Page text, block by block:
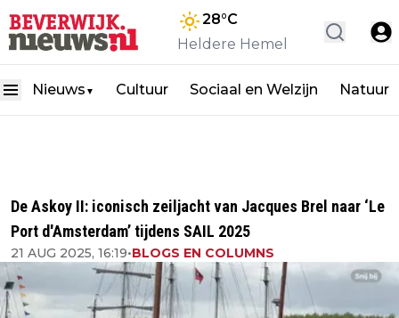
28°C
Heldere Hemel
Nieuws ▼ Cultuur Sociaal en Welzijn Natuur
De Askoy II: iconisch zeiljacht van Jacques Brel naar ‘Le
Port d'Amsterdam’ tijdens SAIL 2025
21 AUG 2025, 16:19•BLOGS EN COLUMNS